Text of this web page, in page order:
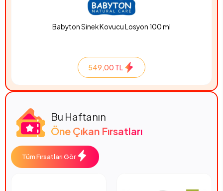
Babyton Sinek Kovucu Losyon 100 ml
549,00 TL
Bu Haftanın
Öne Çıkan Fırsatları
Tüm Fırsatları Gör